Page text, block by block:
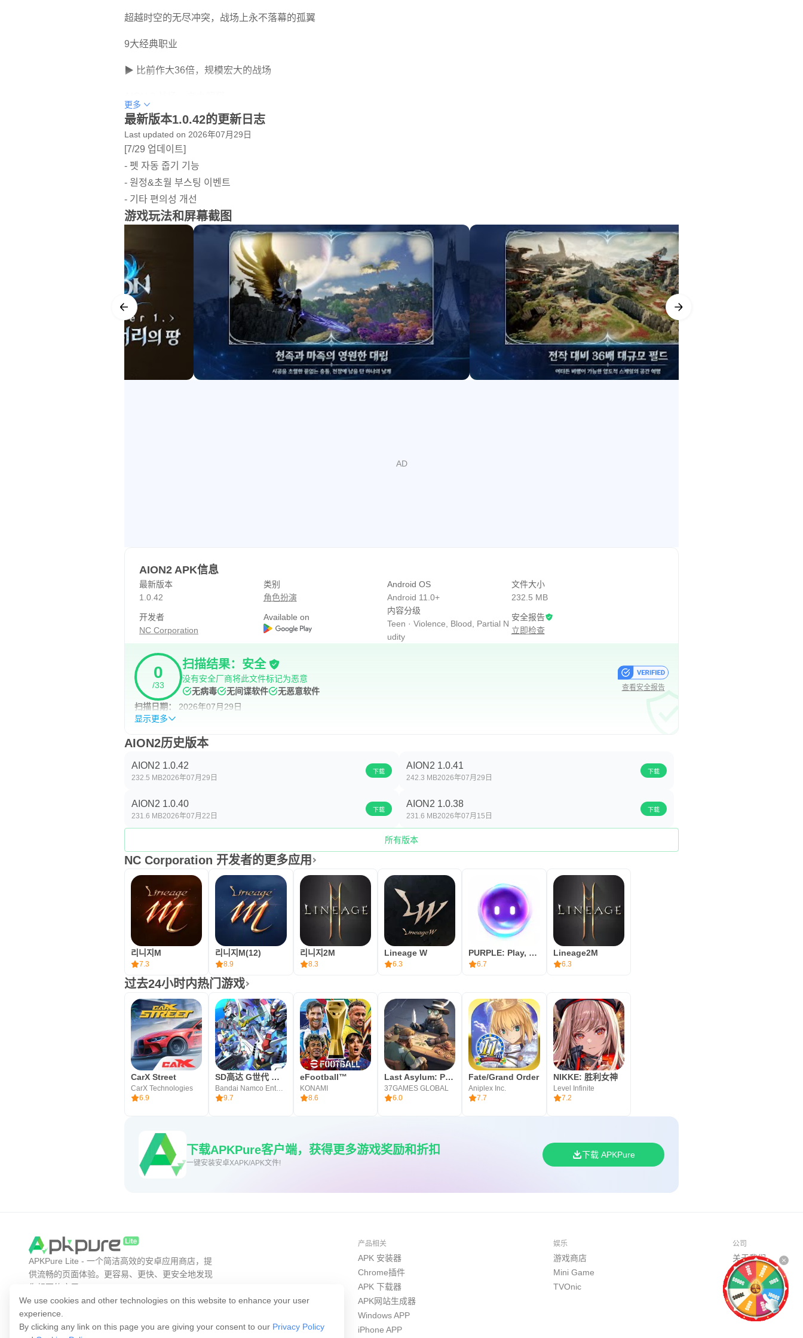
超越时空的无尽冲突，战场上永不落幕的孤翼
9大经典职业
▶ 比前作大36倍，规模宏大的战场
突破地形限制
打破空间界限，开启战斗革命
▶ 超过200个区域，精细化外观定制
超越想象的创造时代
完全自由的外观定制，一切皆有可能
▶ 后判系统和技能连击系统
精准预判，直至技能命中的瞬间
技能不再只是“模式”，而是“策略”的领域
▶ 数百个副本和激烈的首领战
数百个拥有独特规则的PVE副本，带来全新挑战模式
▶ AION2 需要以下权限才能流畅运行。◀
即使您不同意这些可选权限，您仍然可以使用游戏。同意后，您可以重置或撤销访问权限。
【可选】麦克风：允许在语音聊天和视频录制期间进行录音
【可选】附近设备：允许在语音聊天期间连接蓝牙设备
【如何设置访问权限】
* 最低配置要求：6GB 运行内存
更多
最新版本1.0.42的更新日志
Last updated on 2026年07月29日
[7/29 업데이트]
- 펫 자동 줍기 기능
- 원정&초월 부스팅 이벤트
- 기타 편의성 개선
游戏玩法和屏幕截图
AION2 APK信息
最新版本
1.0.42
类别
角色扮演
Android OS
Android 11.0+
文件大小
232.5 MB
开发者
NC Corporation
Available on
内容分级
Teen · Violence, Blood, Partial N
udity
安全报告
立即检查
0
/33
扫描结果：安全
没有安全厂商将此文件标记为恶意
无病毒
无间谍软件
无恶意软件
扫描日期：
2026年07月29日
显示更多
查看安全报告
AION2历史版本
AION2 1.0.42
232.5 MB2026年07月29日
下载
AION2 1.0.41
242.3 MB2026年07月29日
下载
AION2 1.0.40
231.6 MB2026年07月22日
下载
AION2 1.0.38
231.6 MB2026年07月15日
下载
所有版本
NC Corporation 开发者的更多应用
리니지M
7.3
리니지M(12)
8.9
리니지2M
8.3
Lineage W
6.3
PURPLE: Play, Chat, and Stream
6.7
Lineage2M
6.3
过去24小时内热门游戏
CarX Street
CarX Technologies
6.9
SD高达 G世代 永恒
9.7
eFootball™
KONAMI
8.6
Last Asylum: Plague
37GAMES GLOBAL
6.0
Fate/Grand Order
Aniplex Inc.
7.7
NIKKE: 胜利女神
Level Infinite
7.2
下载APKPure客户端，获得更多游戏奖励和折扣
一键安装安卓XAPK/APK文件!
下载 APKPure
We use cookies and other technologies on this website to enhance your user
experience.
By clicking any link on this page you are giving your consent to our Privacy Policy
APKPure Lite - 一个简洁高效的安卓应用商店，提
供流畅的页面体验。更容易、更快、更安全地发现
你想要的应用。
产品相关
APK 安装器
Chrome插件
APK 下载器
APK网站生成器
Windows APP
iPhone APP
娱乐
游戏商店
Mini Game
TVOnic
公司
关于我们
开发者平台
商务合作
联系我们